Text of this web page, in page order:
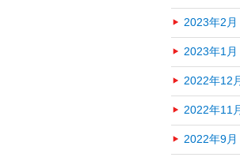
2023年2月
2023年1月
2022年12月
2022年11月
2022年9月